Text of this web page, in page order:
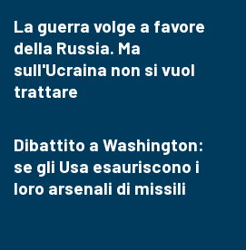
La guerra volge a favore
della Russia. Ma
sull'Ucraina non si vuol
trattare
Dibattito a Washington:
se gli Usa esauriscono i
loro arsenali di missili